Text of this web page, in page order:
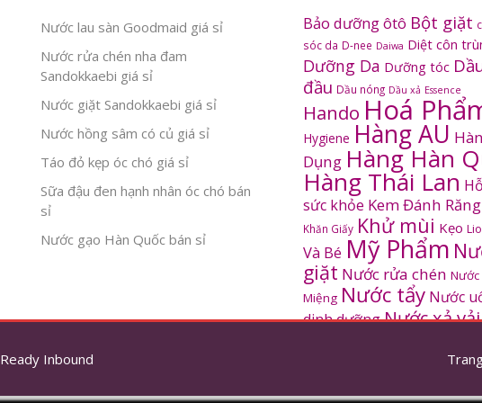
Nước lau sàn Goodmaid giá sỉ
Nước rửa chén nha đam
Sandokkaebi giá sỉ
Nước giặt Sandokkaebi giá sỉ
Nước hồng sâm có củ giá sỉ
Táo đỏ kẹp óc chó giá sỉ
Sữa đậu đen hạnh nhân óc chó bán
sỉ
Nước gạo Hàn Quốc bán sỉ
Bảo dưỡng ôtô Bột giặt
sóc da D-nee Daiwa Diệt côn
Dưỡng Da Dưỡng tóc
đầu Dầu nóng Dầu xả Essence
Hando Hoá
Hygiene Hàng AU
Dụng Hàng Hàn
Hàng Thái Lan
sức khỏe Kem Đánh Răng
Khăn Giấy Khử mùi Kẹo
Và Bé Mỹ Phẩm
giặt Nước rửa chén Nước
Miệng Nước tẩy Nước
dinh dưỡngNước xả vải
Sâm Hàn Quốc
Ready Inbound